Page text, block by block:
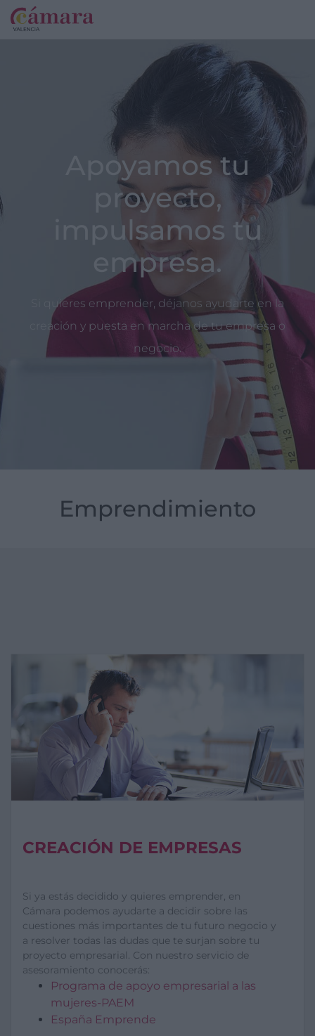
Apoyamos tu
proyecto,
impulsamos tu
empresa.
Si quieres emprender, déjanos ayudarte en la
creación y puesta en marcha de tu empresa o
negocio.
Emprendimiento
CREACIÓN DE EMPRESAS
Si ya estás decidido y quieres emprender, en
Cámara podemos ayudarte a decidir sobre las
cuestiones más importantes de tu futuro negocio y
a resolver todas las dudas que te surjan sobre tu
proyecto empresarial. Con nuestro servicio de
asesoramiento conocerás:
Programa de apoyo empresarial a las
mujeres-PAEM
España Emprende